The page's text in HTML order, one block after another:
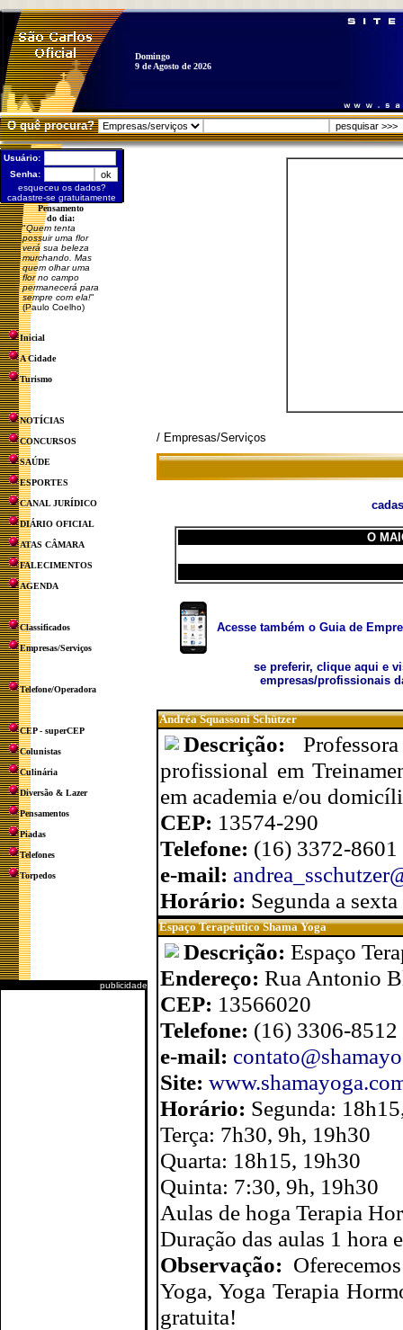
Domingo
9 de Agosto de 2026
O quê procura?
Usuário:
Senha:
esqueceu os dados?
cadastre-se gratuitamente
Pensamento
do dia:
"Quem tenta
possuir uma flor
verá sua beleza
murchando. Mas
quem olhar uma
flor no campo
permanecerá para
sempre com ela!"
(Paulo Coelho)
Inicial
A Cidade
Turismo
NOTÍCIAS
CONCURSOS
SAÚDE
ESPORTES
CANAL JURÍDICO
DIÁRIO OFICIAL
ATAS CÂMARA
FALECIMENTOS
AGENDA
Classificados
Empresas/Serviços
Telefone/Operadora
CEP - superCEP
Colunistas
Culinária
Diversão & Lazer
Pensamentos
Piadas
Telefones
Torpedos
publicidade
/ Empresas/Serviços
O
Acesse também o Guia de
se preferir, clique aqui e
empresas/profissionais
Andréa Squassoni Schützer
Descrição:
profissional em
em academia e/ou
CEP: 13574-290
Telefone: (16) 3372-
e-mail:
Horário: Segunda a
Espaço Terapêutico Shama Yoga
Descrição: Espaço
Endereço: Rua Antonio
CEP: 13566020
Telefone: (16) 3306-
e-mail:
Site:
Horário: Segunda:
Terça: 7h30, 9h, 19h30
Quarta: 18h15, 19h30
Quinta: 7:30, 9h, 19h30
Aulas de hoga Terapia
Duração das aulas 1 hora
Observação:
Yoga, Yoga Terapia
gratuita!